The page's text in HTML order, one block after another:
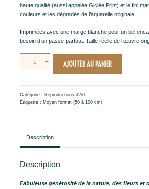
haute qualité (aussi appelée Giclée Print) et le fini
couleurs et les dégradés de l’aquarelle originale.
Imprimées avec une marge blanche pour un bel
besoin d’un passe-partout. Taille réelle de l’œuvre
Print
"Abondance"
60x80
- + AJOUTER AU PANIER
Catégorie : Reproductions d'Art
Étiquette : Moyen format (50 à 100 cm)
Description
Description
Fabuleuse générosité de la nature, des fleurs et